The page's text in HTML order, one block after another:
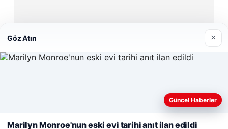
Web sitemizi nasıl kullandığınızı daha iyi anlayabilmek,
deneyiminizi kişiselleştirmek ve geliştirmek amacıyla çerezler
Göz Atın ×
Güncel Haberler
Marilyn Monroe'nun eski evi tarihi anıt ilan edildi
lemagrup.com.tr